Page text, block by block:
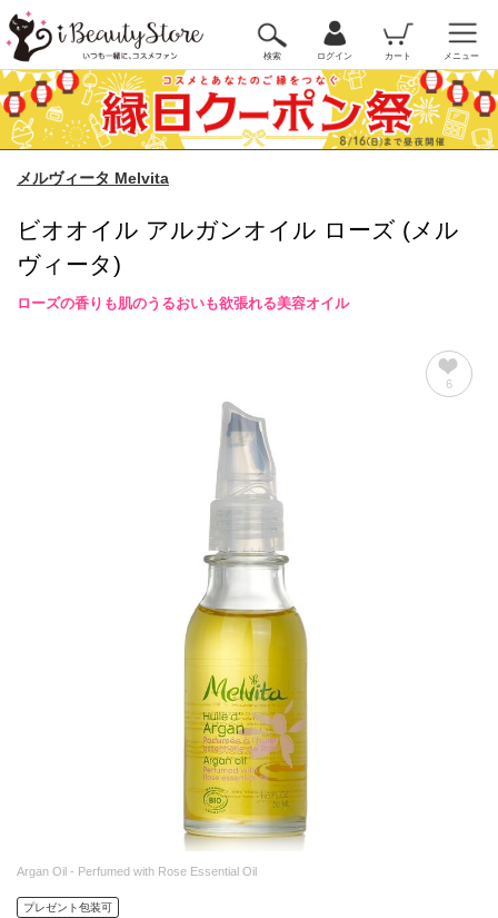
検索 ログイン カート メニュー
メルヴィータ Melvita
ビオオイル アルガンオイル ローズ (メル
ヴィータ)
ローズの香りも肌のうるおいも欲張れる美容オイル
6
Argan Oil - Perfumed with Rose Essential Oil
プレゼント包装可